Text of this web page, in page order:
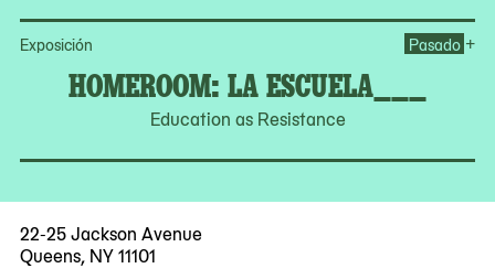
Exposición
HOMEROOM: LA ESCUELA___
Education as Resistance
Pasado +
22-25 Jackson Avenue
Queens, NY 11101